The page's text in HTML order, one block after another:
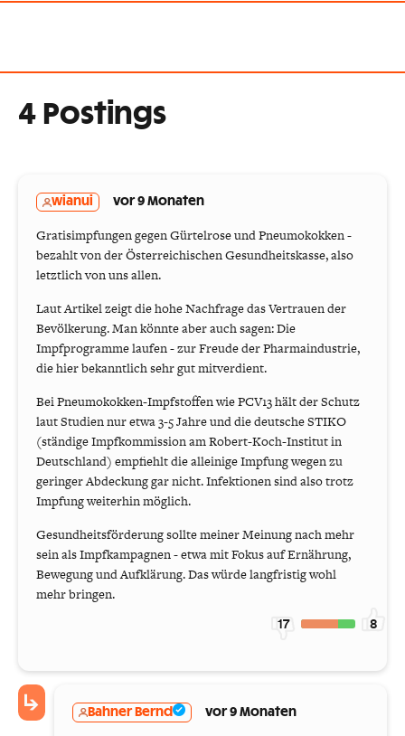
4 Postings
wianui vor 9 Monaten
Gratisimpfungen gegen Gürtelrose und Pneumokokken -
bezahlt von der Österreichischen Gesundheitskasse, also
letztlich von uns allen.
Laut Artikel zeigt die hohe Nachfrage das Vertrauen der
Bevölkerung. Man könnte aber auch sagen: Die
Impfprogramme laufen - zur Freude der Pharmaindustrie,
die hier bekanntlich sehr gut mitverdient.
Bei Pneumokokken-Impfstoffen wie PCV13 hält der Schutz
laut Studien nur etwa 3-5 Jahre und die deutsche STIKO
(ständige Impfkommission am Robert-Koch-Institut in
Deutschland) empfiehlt die alleinige Impfung wegen zu
geringer Abdeckung gar nicht. Infektionen sind also trotz
Impfung weiterhin möglich.
Gesundheitsförderung sollte meiner Meinung nach mehr
sein als Impfkampagnen - etwa mit Fokus auf Ernährung,
Bewegung und Aufklärung. Das würde langfristig wohl
mehr bringen.
17 8
Bahner Bernd vor 9 Monaten